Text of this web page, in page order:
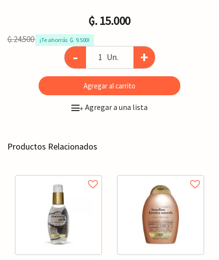
₲. 15.000
₲. 24.500 ¡Te ahorrás  ₲. 9.500!
- Un. +
Agregar al carrito
+Agregar a una lista
Productos Relacionados